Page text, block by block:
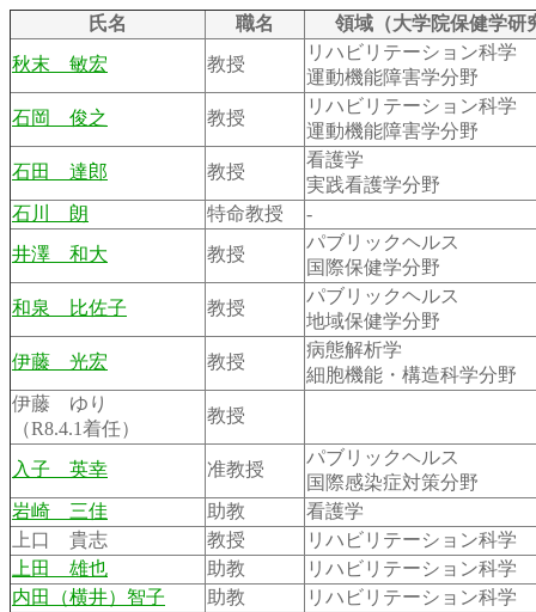
氏名 職名
領域（大学院保健学研
秋末 敏宏
教授
リハビリテーション科学
運動機能障害学分野
石岡 俊之
教授
リハビリテーション科学
運動機能障害学分野
石田 達郎
教授
看護学
実践看護学分野
石川 朗
特命教授
-
井澤 和大
教授
パブリックヘルス
国際保健学分野
和泉 比佐子
教授
パブリックヘルス
地域保健学分野
伊藤 光宏
教授
病態解析学
細胞機能・構造科学分野
伊藤 ゆり
（R8.4.1着任）
教授
入子 英幸 准教授
パブリックヘルス
国際感染症対策分野
岩崎 三佳
助教
看護学
上口 貴志
教授
リハビリテーション科学
上田 雄也
助教
リハビリテーション科学
内田（横井）智子
助教
リハビリテーション科学